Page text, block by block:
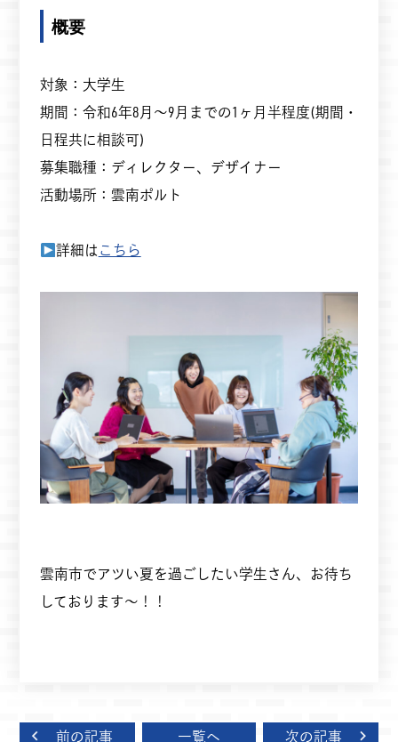
概要
対象：大学生
期間：令和6年8月〜9月までの1ヶ月半程度(期間・
日程共に相談可)
募集職種：ディレクター、デザイナー
活動場所：雲南ポルト
詳細はこちら
雲南市でアツい夏を過ごしたい学生さん、お待ち
しております～！！
前の記事 一覧へ 次の記事